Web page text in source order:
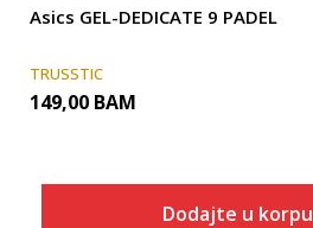
Asics GEL-DEDICATE 9 PADEL
TRUSSTIC
149,00 BAM
Dodajte u korpu